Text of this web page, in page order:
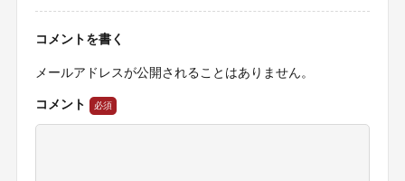
コメントを書く
メールアドレスが公開されることはありません。
コメント